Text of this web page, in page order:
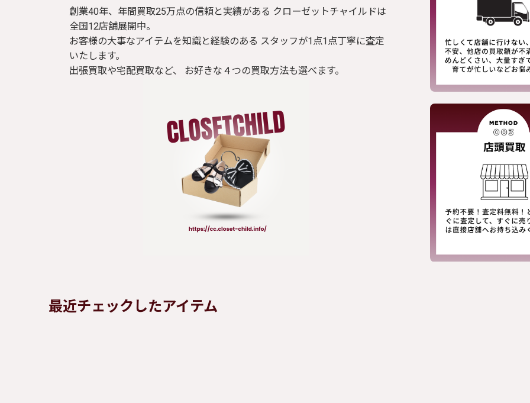
創業40年、年間買取25万点の信頼と実績がある クローゼットチャイルドは
全国12店舗展開中。
お客様の大事なアイテムを知識と経験のある スタッフが1点1点丁寧に査定
いたします。
出張買取や宅配買取など、 お好きな４つの買取方法も選べます。
最近チェックしたアイテム